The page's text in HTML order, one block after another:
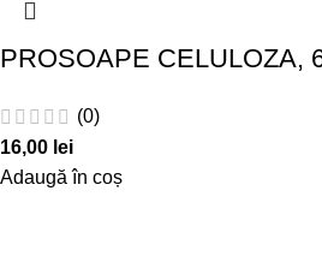
PROSOAPE CELULOZA,
(0)
16,00 lei
Adaugă în coș